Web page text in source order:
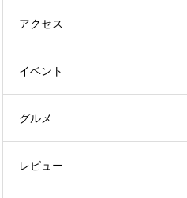
アクセス
イベント
グルメ
レビュー